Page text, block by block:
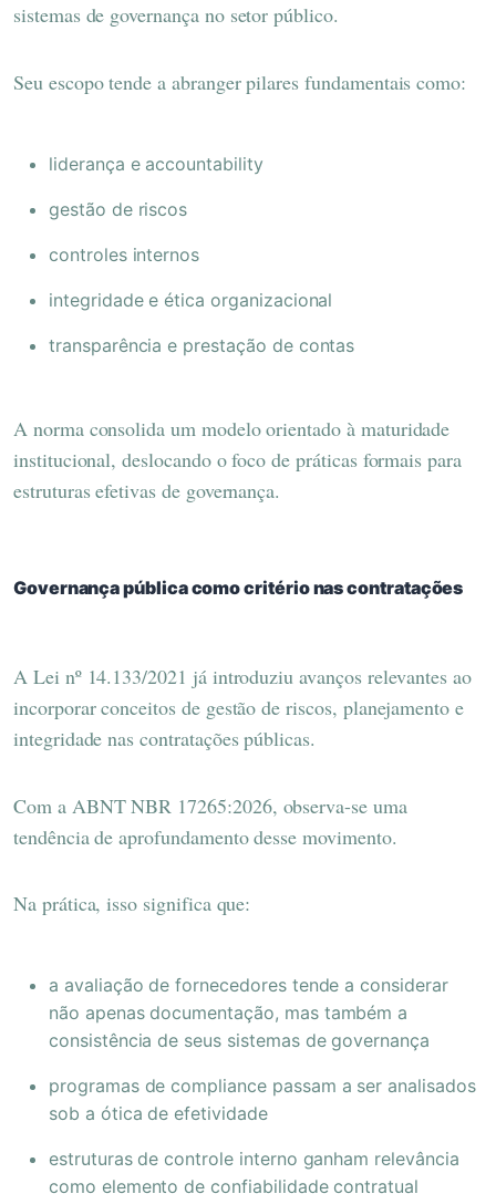
sistemas de governança no setor público.
Seu escopo tende a abranger pilares fundamentais como:
liderança e accountability
gestão de riscos
controles internos
integridade e ética organizacional
transparência e prestação de contas
A norma consolida um modelo orientado à maturidade
institucional, deslocando o foco de práticas formais para
estruturas efetivas de governança.
Governança pública como critério nas contratações
A Lei nº 14.133/2021 já introduziu avanços relevantes ao
incorporar conceitos de gestão de riscos, planejamento e
integridade nas contratações públicas.
Com a ABNT NBR 17265:2026, observa-se uma
tendência de aprofundamento desse movimento.
Na prática, isso significa que:
a avaliação de fornecedores tende a considerar
não apenas documentação, mas também a
consistência de seus sistemas de governança
programas de compliance passam a ser analisados
sob a ótica de efetividade
estruturas de controle interno ganham relevância
como elemento de confiabilidade contratual